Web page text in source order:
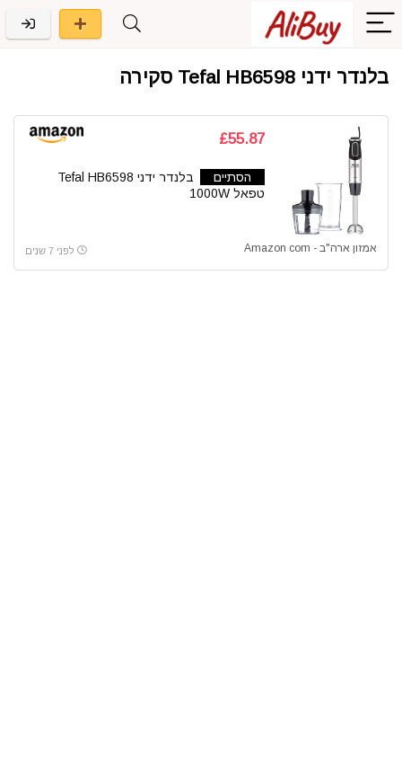
בלנדר ידני Tefal HB6598 סקירה
£55.87
הסתיים
בלנדר ידני Tefal HB6598
טפאל 1000W
אמזון ארה"ב - Amazon com לפני 7 שנים